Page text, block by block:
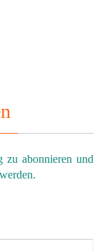
zu abonnieren und